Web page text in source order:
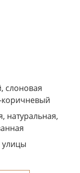
слоновая
коричневый
натуральная,
улицы